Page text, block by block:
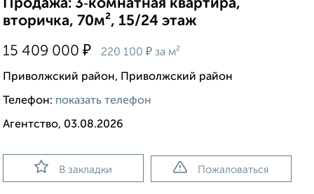
Продажа: 3‑комнатная квартира,
вторичка, 70м², 15/24 этаж
15 409 000 ₽ 220 100 ₽ за м²
Приволжский район, Приволжский район
Телефон: показать телефон
Агентство, 03.08.2026
В закладки Пожаловаться